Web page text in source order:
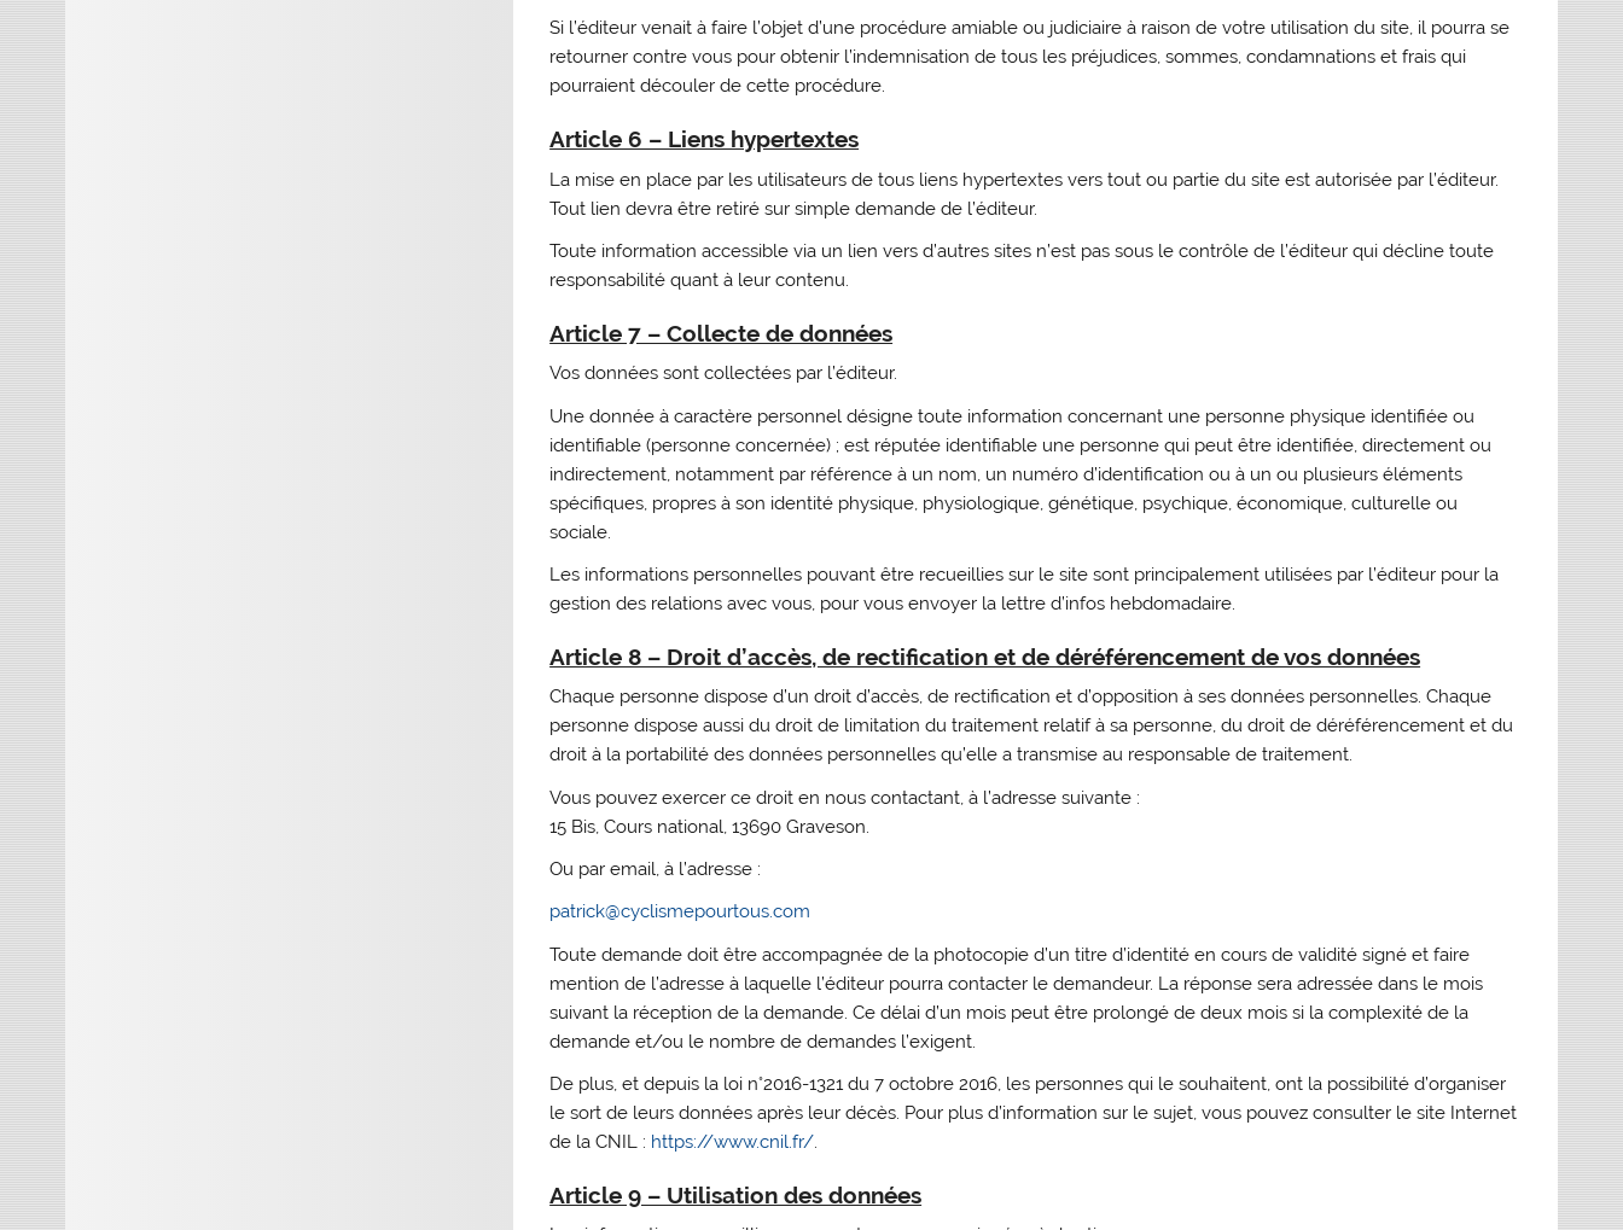
Si l’éditeur venait à faire l’objet d’une procédure amiable ou judiciaire à raison de votre utilisation du site, il pourra se
retourner contre vous pour obtenir l’indemnisation de tous les préjudices, sommes, condamnations et frais qui
pourraient découler de cette procédure.
Article 6 – Liens hypertextes
La mise en place par les utilisateurs de tous liens hypertextes vers tout ou partie du site est autorisée par l’éditeur.
Tout lien devra être retiré sur simple demande de l’éditeur.
Toute information accessible via un lien vers d’autres sites n’est pas sous le contrôle de l’éditeur qui décline toute
responsabilité quant à leur contenu.
Article 7 – Collecte de données
Vos données sont collectées par l’éditeur.
Une donnée à caractère personnel désigne toute information concernant une personne physique identifiée ou
identifiable (personne concernée) ; est réputée identifiable une personne qui peut être identifiée, directement ou
indirectement, notamment par référence à un nom, un numéro d’identification ou à un ou plusieurs éléments
spécifiques, propres à son identité physique, physiologique, génétique, psychique, économique, culturelle ou
sociale.
Les informations personnelles pouvant être recueillies sur le site sont principalement utilisées par l’éditeur pour la
gestion des relations avec vous, pour vous envoyer la lettre d’infos hebdomadaire.
Article 8 – Droit d’accès, de rectification et de déréférencement de vos données
Chaque personne dispose d’un droit d’accès, de rectification et d’opposition à ses données personnelles. Chaque
personne dispose aussi du droit de limitation du traitement relatif à sa personne, du droit de déréférencement et du
droit à la portabilité des données personnelles qu’elle a transmise au responsable de traitement.
Vous pouvez exercer ce droit en nous contactant, à l’adresse suivante :
15 Bis, Cours national, 13690 Graveson.
Ou par email, à l’adresse :
patrick@cyclismepourtous.com
Toute demande doit être accompagnée de la photocopie d’un titre d’identité en cours de validité signé et faire
mention de l’adresse à laquelle l’éditeur pourra contacter le demandeur. La réponse sera adressée dans le mois
suivant la réception de la demande. Ce délai d’un mois peut être prolongé de deux mois si la complexité de la
demande et/ou le nombre de demandes l’exigent.
De plus, et depuis la loi n°2016-1321 du 7 octobre 2016, les personnes qui le souhaitent, ont la possibilité d’organiser
le sort de leurs données après leur décès. Pour plus d’information sur le sujet, vous pouvez consulter le site Internet
de la CNIL : https://www.cnil.fr/.
Article 9 – Utilisation des données